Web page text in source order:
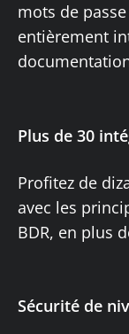
mots de
entièrement
Plus de 30
Profitez de
avec les
BDR, en plus
Sécurité de